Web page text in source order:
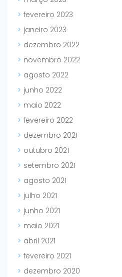
fevereiro 2023
janeiro 2023
dezembro 2022
novembro 2022
agosto 2022
junho 2022
maio 2022
fevereiro 2022
dezembro 2021
outubro 2021
setembro 2021
agosto 2021
julho 2021
junho 2021
maio 2021
abril 2021
fevereiro 2021
dezembro 2020